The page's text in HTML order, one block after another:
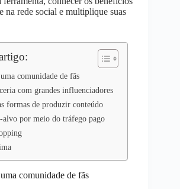
o
k
na rede social e multiplique suas
comunidade de fãs
com grandes influenciadores
formas de produzir conteúdo
alvo por meio do tráfego pago
comunidade de fãs